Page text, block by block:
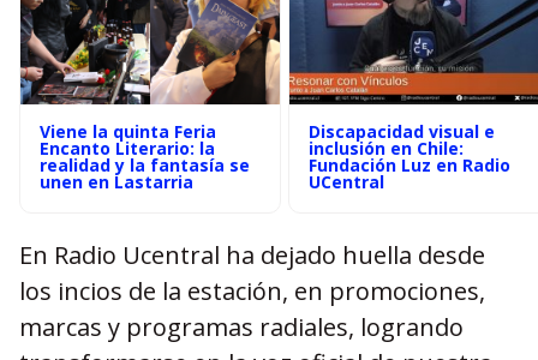
Viene la quinta Feria
Encanto Literario: la
realidad y la fantasía se
unen en Lastarria
Discapacidad visual e
inclusión en Chile:
Fundación Luz en Radio
UCentral
En Radio Ucentral ha dejado huella desde
los incios de la estación, en promociones,
marcas y programas radiales, logrando